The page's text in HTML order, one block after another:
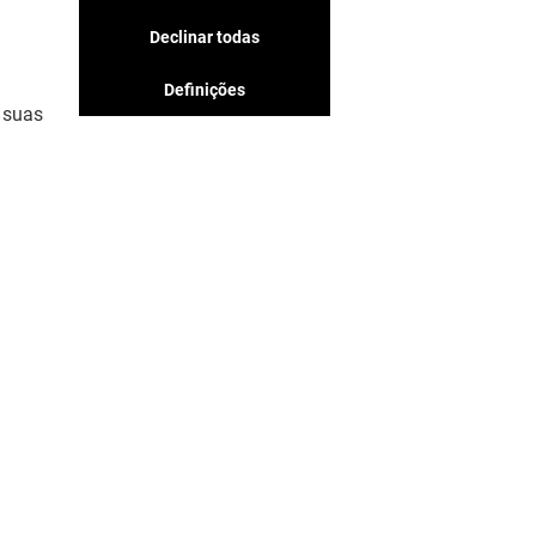
Declinar todas
Definições